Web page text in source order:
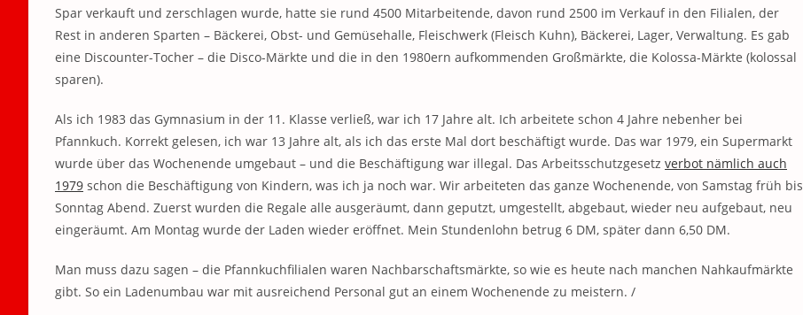
Spar verkauft und zerschlagen wurde, hatte sie rund 4500 Mitarbeitende, davon rund 2500 im Verkauf in den Filialen, der
Rest in anderen Sparten – Bäckerei, Obst- und Gemüsehalle, Fleischwerk (Fleisch Kuhn), Bäckerei, Lager, Verwaltung. Es gab
eine Discounter-Tocher – die Disco-Märkte und die in den 1980ern aufkommenden Großmärkte, die Kolossa-Märkte (kolossal
sparen).
Als ich 1983 das Gymnasium in der 11. Klasse verließ, war ich 17 Jahre alt. Ich arbeitete schon 4 Jahre nebenher bei
Pfannkuch. Korrekt gelesen, ich war 13 Jahre alt, als ich das erste Mal dort beschäftigt wurde. Das war 1979, ein Supermarkt
wurde über das Wochenende umgebaut – und die Beschäftigung war illegal. Das Arbeitsschutzgesetz verbot nämlich auch
1979 schon die Beschäftigung von Kindern, was ich ja noch war. Wir arbeiteten das ganze Wochenende, von Samstag früh bis
Sonntag Abend. Zuerst wurden die Regale alle ausgeräumt, dann geputzt, umgestellt, abgebaut, wieder neu aufgebaut, neu
eingeräumt. Am Montag wurde der Laden wieder eröffnet. Mein Stundenlohn betrug 6 DM, später dann 6,50 DM.
Man muss dazu sagen – die Pfannkuchfilialen waren Nachbarschaftsmärkte, so wie es heute nach manchen Nahkaufmärkte
gibt. So ein Ladenumbau war mit ausreichend Personal gut an einem Wochenende zu meistern. /